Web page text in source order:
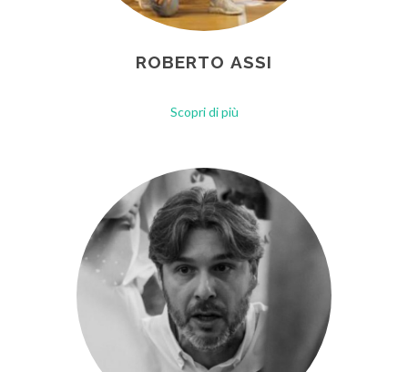
ROBERTO ASSI
Scopri di più